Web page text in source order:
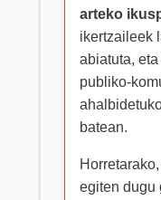
arteko
ikertzaileek
abiatuta,
publiko-
batean.
egiten dugu